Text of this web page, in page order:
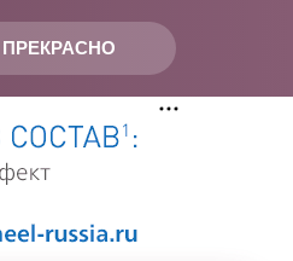
ПРЕКРАСНО